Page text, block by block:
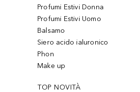
Profumi Estivi Donna
Profumi Estivi Uomo
Balsamo
Siero acido ialuronico
Phon
Make up
TOP NOVITÀ